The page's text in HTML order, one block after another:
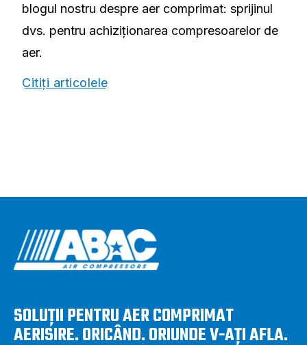
blogul nostru despre aer comprimat: sprijinul
dvs. pentru achiziționarea compresoarelor de
aer.
Citiți articolele
SOLUȚII PENTRU AER COMPRIMAT
AERISIRE. ORICÂND. ORIUNDE V-AȚI AFLA.